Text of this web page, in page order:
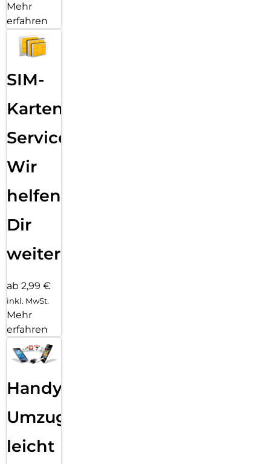
Mehr
erfahren
SIM-
Karten
Service:
Wir
helfen
Dir
weiter
ab 2,99 €
inkl. MwSt.
Mehr
erfahren
Handy
Umzug
leicht